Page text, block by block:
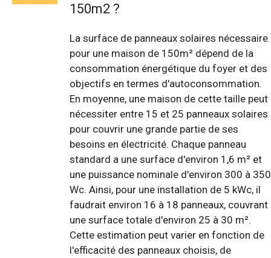
150m2 ?
La surface de panneaux solaires nécessaire
pour une maison de 150m² dépend de la
consommation énergétique du foyer et des
objectifs en termes d'autoconsommation.
En moyenne, une maison de cette taille peut
nécessiter entre 15 et 25 panneaux solaires
pour couvrir une grande partie de ses
besoins en électricité. Chaque panneau
standard a une surface d'environ 1,6 m² et
une puissance nominale d'environ 300 à 350
Wc. Ainsi, pour une installation de 5 kWc, il
faudrait environ 16 à 18 panneaux, couvrant
une surface totale d'environ 25 à 30 m².
Cette estimation peut varier en fonction de
l'efficacité des panneaux choisis, de